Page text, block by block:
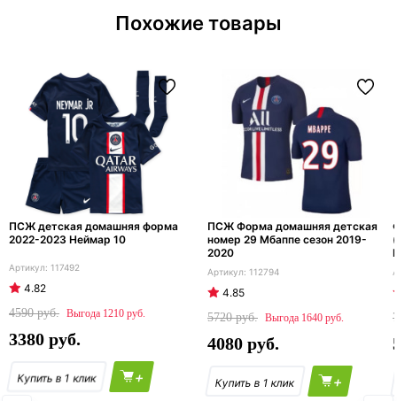
Похожие товары
ПСЖ детская домашняя форма
2022-2023 Неймар 10
117492
4.82
4590
1210
3380
+
ПСЖ Форма домашняя детская
номер 29 Мбаппе сезон 2019-
2020
112794
4.85
5720
1640
4080
+